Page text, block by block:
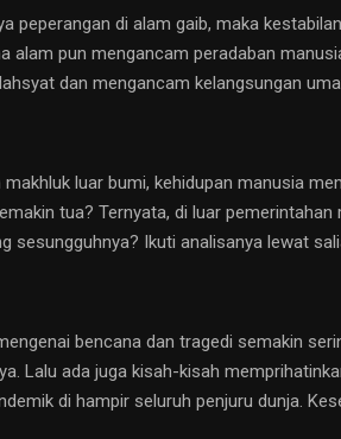
peperangan di alam gaib, maka
alam pun mengancam peradaban
dan mengancam kelangsungan
luar bumi, kehidupan manusia
tua? Ternyata, di luar
sesungguhnya? Ikuti analisanya lewat
bencana dan tragedi semakin
Lalu ada juga kisah-kisah
di hampir seluruh penjuru dunja.